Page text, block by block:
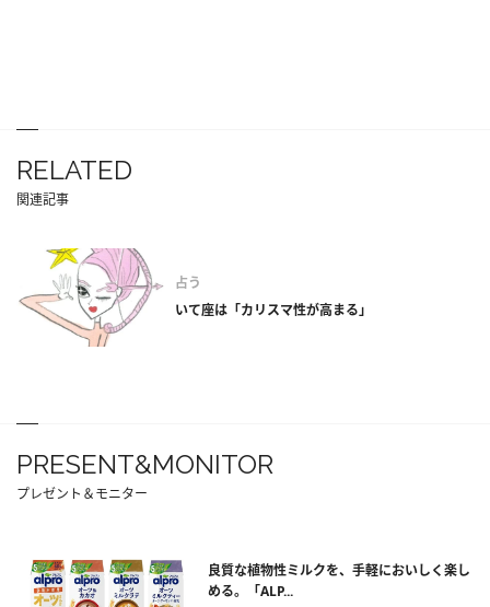
RELATED
関連記事
占う
いて座は「カリスマ性が高まる」
PRESENT&MONITOR
プレゼント＆モニター
良質な植物性ミルクを、手軽においしく楽し
める。「ALP...